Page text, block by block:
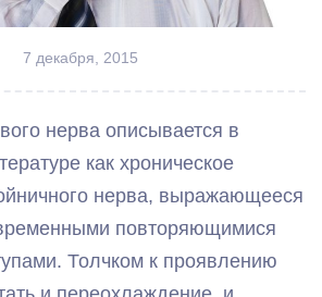
7 декабря, 2015
нерва описывается в
как хроническое
нерва, выражающееся
повторяющимися
Толчком к проявлению